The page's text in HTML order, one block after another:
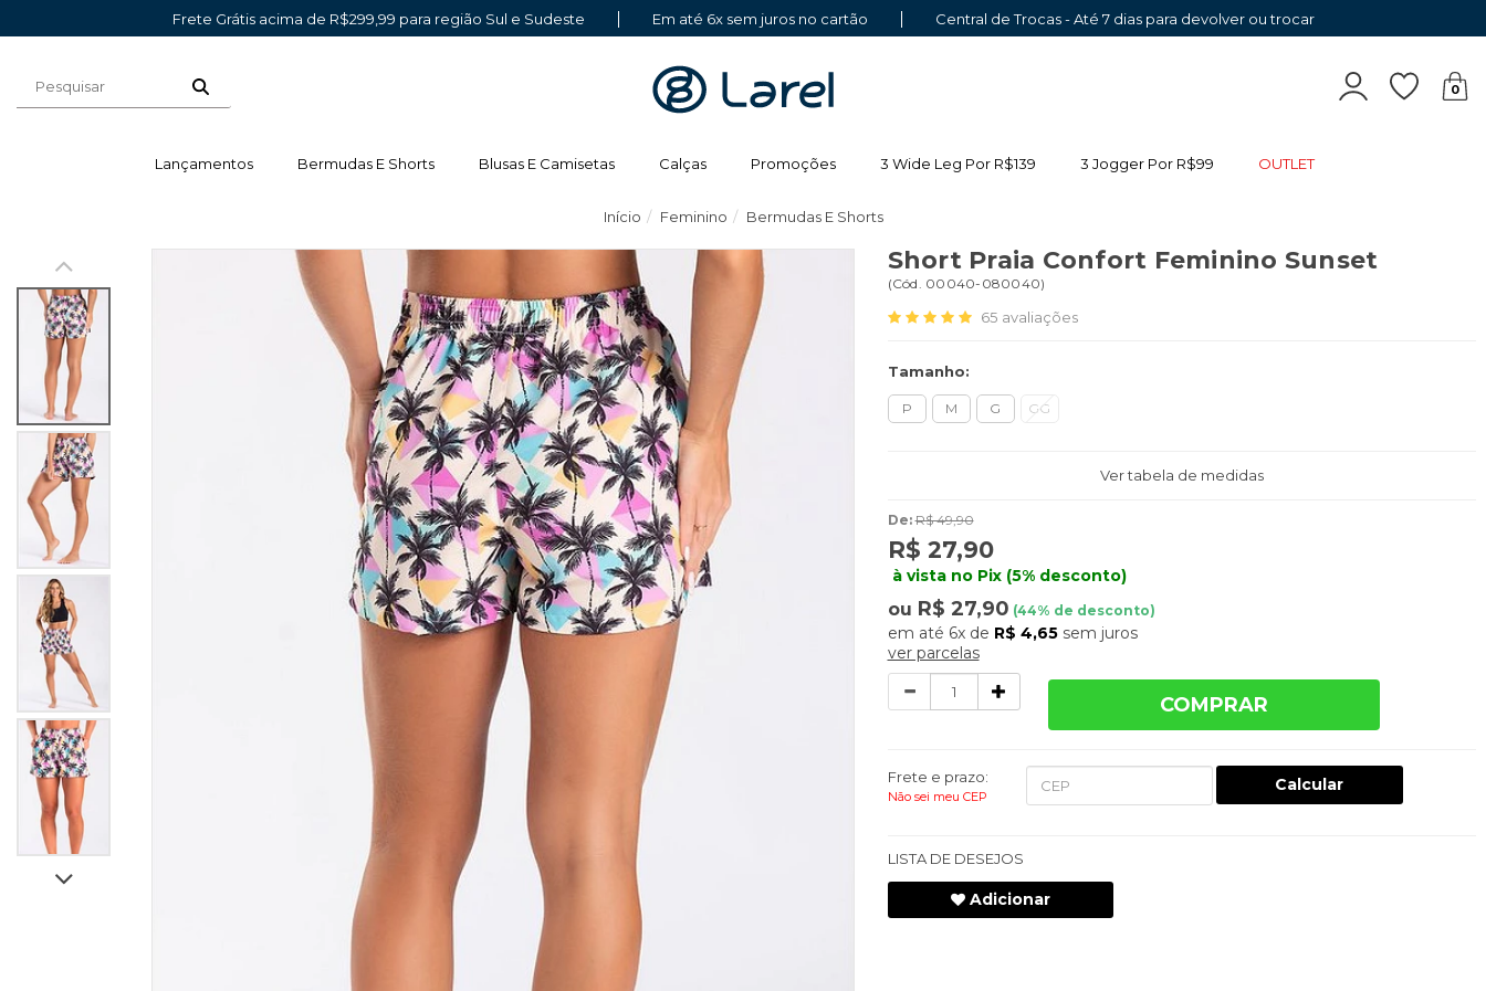
Frete Grátis acima de R$299,99 para região Sul e Sudeste Em até 6x sem juros no cartão Central de Trocas - Até 7 dias para devolver ou trocar
0
Lançamentos Bermudas E Shorts Blusas E Camisetas Calças Promoções 3 Wide Leg Por R$139 3 Jogger Por R$99 OUTLET
Início Feminino Bermudas E Shorts
Short Praia Confort Feminino Sunset
(Cód. 00040-080040)
65 avaliações
Tamanho:
P M G GG
Ver tabela de medidas
De:R$ 49,90
R$ 27,90
à vista no Pix (5% desconto)
ou R$ 27,90 (44% de desconto)
6xde R$ 4,65sem juros
ver parcelas
Quantidade
COMPRAR
Frete e prazo:
Não sei meu CEP
Calcular
LISTA DE DESEJOS
Adicionar